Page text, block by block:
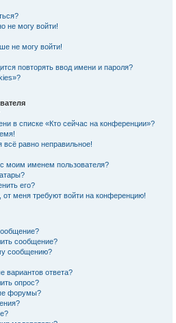
не могу войти!
не могу войти!
повторять ввод имени и пароля?
в списке «Кто сейчас на конференции»?
равно неправильное!
моим именем пользователя?
его?
меня требуют войти на конференцию!
сообщение?
сообщению?
вариантов ответа?
опрос?
форумы?